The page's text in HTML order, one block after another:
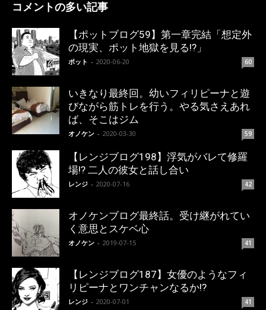
コメントの多い記事
【ポットブログ59】第一章完結「想定外
の現実、ポット地獄を見る!?」
ポット - 2020-06-20 60
いきなり最終回。幼いフィリピーナと遊
びながら筋トレを行う。やる気さえあれ
ば、そこはジム
オノケン - 2020-03-30 59
【レンジブログ198】浮気がバレて修羅
場!? 二人の彼女と話し合い
レンジ - 2020-07-16 42
オノケンブログ最終話。受け継がれてい
く意思とスケベ心
オノケン - 2019-07-15 41
【レンジブログ187】女優のようなフィ
リピーナとワンチャンなるか!?
レンジ - 2020-07-01 41